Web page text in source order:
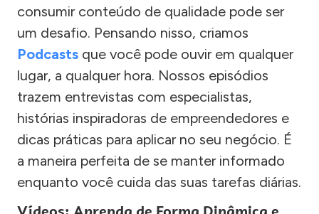
consumir conteúdo de qualidade pode ser
um desafio. Pensando nisso, criamos
Podcasts que você pode ouvir em qualquer
lugar, a qualquer hora. Nossos episódios
trazem entrevistas com especialistas,
histórias inspiradoras de empreendedores e
dicas práticas para aplicar no seu negócio. É
a maneira perfeita de se manter informado
enquanto você cuida das suas tarefas diárias.